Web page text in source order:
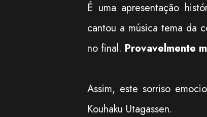
É uma apresentação
cantou a música tema da
no final. Provavelmente
Assim, este sorriso
Kouhaku Utagassen.